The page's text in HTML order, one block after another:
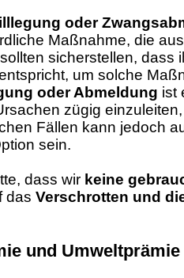
oder
Maßnahme, die
sicherstellen, dass
um solche
oder Abmeldung ist
zügig
Fällen kann jedoch
sein.
dass wir keine
das Verschrotten und
und Umweltprämie